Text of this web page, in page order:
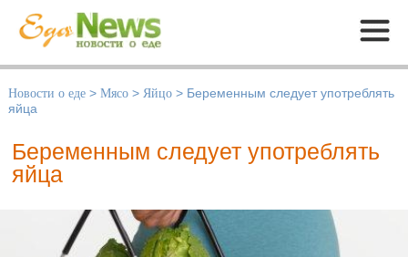
Меню
Новости о еде > Мясо > Яйцо > Беременным следует употреблять
яйца
Беременным следует употреблять
яйца